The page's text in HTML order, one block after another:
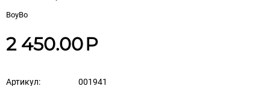
BoyBo
2 450.00Р
Артикул:
001941